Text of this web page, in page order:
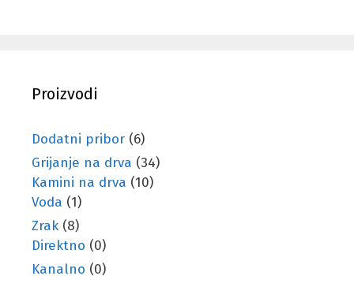
Proizvodi
Dodatni pribor (6)
Grijanje na drva (34)
Kamini na drva (10)
Voda (1)
Zrak (8)
Direktno (0)
Kanalno (0)